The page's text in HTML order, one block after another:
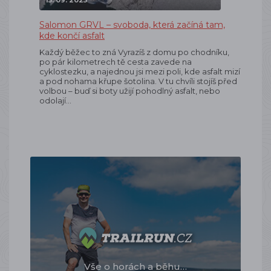
Salomon GRVL – svoboda, která začíná tam,
kde končí asfalt
Každý běžec to zná Vyrazíš z domu po chodníku,
po pár kilometrech tě cesta zavede na
cyklostezku, a najednou jsi mezi poli, kde asfalt mizí
a pod nohama křupe šotolina. V tu chvíli stojíš před
volbou – buď si boty užijí pohodlný asfalt, nebo
odolají…
Vše o horách a běhu…